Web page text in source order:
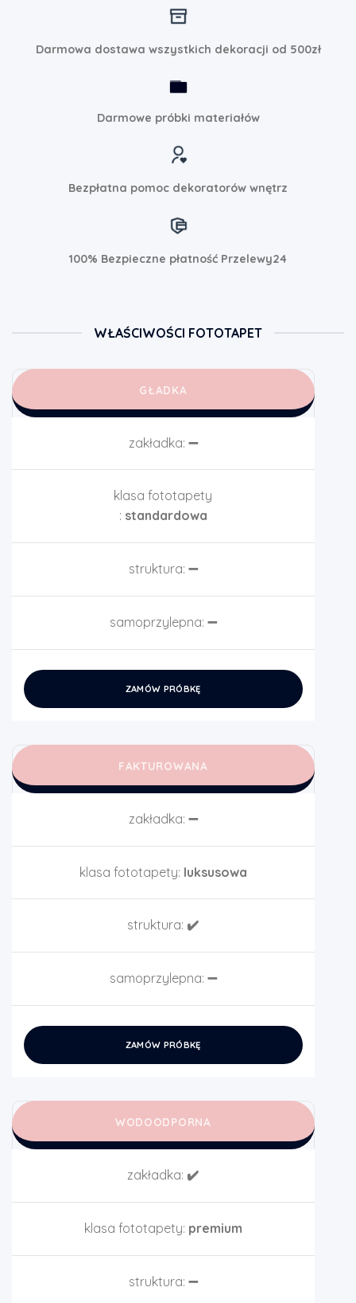
Darmowa dostawa wszystkich dekoracji od 500zł
Darmowe próbki materiałów
Bezpłatna pomoc dekoratorów wnętrz
100% Bezpieczne płatność Przelewy24
WŁAŚCIWOŚCI FOTOTAPET
GŁADKA
zakładka: ➖
klasa fototapety
: standardowa
struktura: ➖
samoprzylepna: ➖
ZAMÓW PRÓBKĘ
FAKTUROWANA
zakładka: ➖
klasa fototapety: luksusowa
struktura: ✔️
samoprzylepna: ➖
ZAMÓW PRÓBKĘ
WODOODPORNA
zakładka: ✔️
klasa fototapety: premium
struktura: ➖